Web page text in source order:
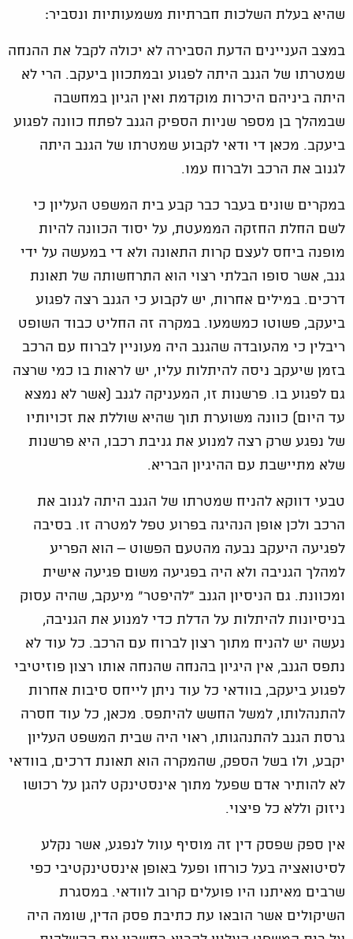
שהיא בעלת השלכות חברתיות משמעותיות ונסביר:
במצב העניינים הדעת הסבירה לא יכולה לקבל את ההנחה
שמטרתו של הגנב היתה לפגוע ובמתכוון ביעקב. הרי לא
היתה ביניהם היכרות מוקדמת ואין הגיון במחשבה
שבמהלך בן מספר שניות הספיק הגנב לפתח כוונה לפגוע
ביעקב. מכאן די ודאי לקבוע שמטרתו של הגנב היתה
לגנוב את הרכב ולברוח עמו.
במקרים שונים בעבר כבר קבע בית המשפט העליון כי
לשם החלת החזקה הממעטת, על יסוד הכוונה להיות
מופנה ביחס לעצם קרות התאונה ולא די במעשה על ידי
גנב, אשר סופו הבלתי רצוי הוא התרחשותה של תאונת
דרכים. במילים אחרות, יש לקבוע כי הגנב רצה לפגוע
ביעקב, פשוטו כמשמעו. במקרה זה החליט כבוד השופט
ריבלין כי מהעובדה שהגנב היה מעוניין לברוח עם הרכב
בזמן שיעקב ניסה להיתלות עליו, יש לראות בו כמי שרצה
גם לפגוע בו. פרשנות זו, המעניקה לגנב (אשר לא נמצא
עד היום) כוונה משוערת תוך שהיא שוללת את זכויותיו
של נפגע שרק רצה למנוע את גניבת רכבו, היא פרשנות
שלא מתיישבת עם ההיגיון הבריא.
טבעי דווקא להניח שמטרתו של הגנב היתה לגנוב את
הרכב ולכן אופן הנהיגה בפרוע טפל למטרה זו. בסיבה
לפגיעה היעקב נבעה מהטעם הפשוט – הוא הפריע
למהלך הגניבה ולא היה בפגיעה משום פגיעה אישית
ומכוונת. גם הניסיון הגנב "להיפטר" מיעקב, שהיה עסוק
בניסיונות להיתלות על הדלת כדי למנוע את הגניבה,
נעשה יש להניח מתוך רצון לברוח עם הרכב. כל עוד לא
נתפס הגנב, אין היגיון בהנחה שהנחה אותו רצון פוזיטיבי
לפגוע ביעקב, בוודאי כל עוד ניתן לייחס סיבות אחרות
להתנהלותו, למשל החשש להיתפס. מכאן, כל עוד חסרה
גרסת הגנב להתנהגותו, ראוי היה שבית המשפט העליון
יקבע, ולו בשל הספק, שהמקרה הוא תאונת דרכים, בוודאי
לא להותיר אדם שפעל מתוך אינסטינקט להגן על רכושו
ניזוק וללא כל פיצוי.
אין ספק שפסק דין זה מוסיף עוול לנפגע, אשר נקלע
לסיטואציה בעל כורחו ופעל באופן אינסטינקטיבי כפי
שרבים מאיתנו היו פועלים קרוב לוודאי. במסגרת
השיקולים אשר הובאו עת כתיבת פסק הדין, שומה היה